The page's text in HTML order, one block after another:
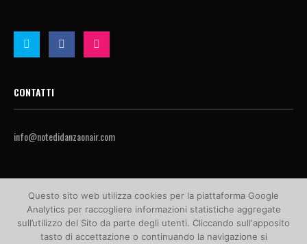
CONTATTI
info@notedidanzaonair.com
Questo sito web utilizza cookies per la piattaforma Google
Analytics per raccogliere informazioni statistiche aggregate
sull’utilizzo del Sito da parte degli utenti. Cliccando sull'apposito
tasto di accettazione o continuando la navigazione si